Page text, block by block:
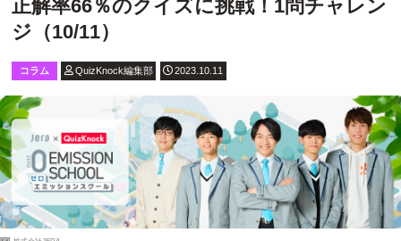
正解率66％のクイズに挑戦！1問チャレン
ジ（10/11）
コラム QuizKnock編集部 2023.10.11